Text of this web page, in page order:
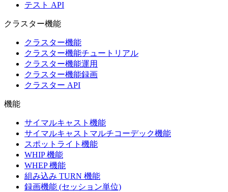
テスト API
クラスター機能
クラスター機能
クラスター機能チュートリアル
クラスター機能運用
クラスター機能録画
クラスター API
機能
サイマルキャスト機能
サイマルキャストマルチコーデック機能
スポットライト機能
WHIP 機能
WHEP 機能
組み込み TURN 機能
録画機能 (セッション単位)